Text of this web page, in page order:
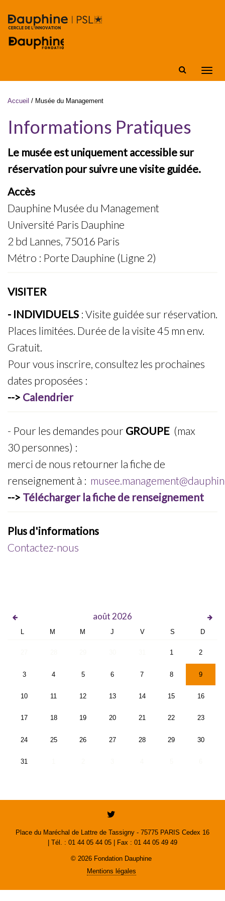
Vous êtes ici
Accueil / Musée du Management
Informations Pratiques
Le musée est uniquement accessible sur
réservation pour suivre unevisite guidée.
Accès
Dauphine Musée du Management
Université Paris Dauphine
2 bd Lannes, 75016 Paris
Métro : Porte Dauphine (Ligne 2)
VISITER
- INDIVIDUELS : Visite guidée sur réservation.
Places limitées. Durée de la visite 45 mn env.
Gratuit.
Pour vous inscrire, consultez les prochaines
dates proposées :
--> Calendrier
- Pour les demandes pour GROUPE (max
30 personnes) :
merci de nous retourner la fiche de
renseignement à :
--> Télécharger la fiche de renseignement
Plus d'informations
Contactez-nous
août 2026
L M M J V S D
1 2
3 4 5 6 7 8 9
10 11 12 13 14 15 16
17 18 19 20 21 22 23
24 25 26 27 28 29 30
31
Place du Maréchal de Lattre de Tassigny - 75775 PARIS Cedex 16
| Tél. : 01 44 05 44 05 | Fax : 01 44 05 49 49
© 2026 Fondation Dauphine
Mentions légales